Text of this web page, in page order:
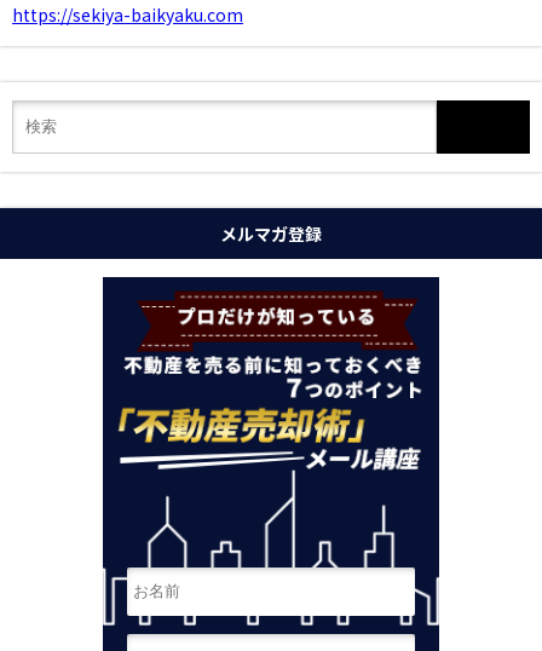
https://sekiya-baikyaku.com
メルマガ登録